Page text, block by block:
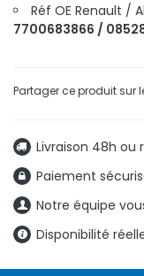
Réf OE Renault /
7700683866 /
Livraison 48h ou
Paiement
Notre équipe
Disponibilité